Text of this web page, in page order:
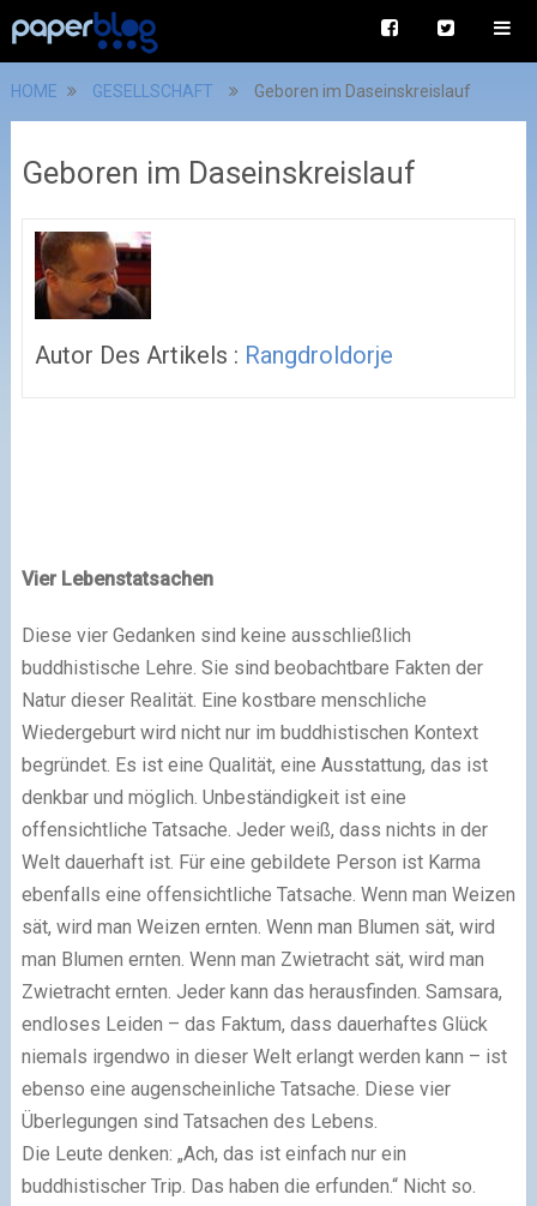
HOME GESELLSCHAFT Geboren im Daseinskreislauf
Geboren im Daseinskreislauf
Autor Des Artikels : Rangdroldorje
Vier Lebenstatsachen
Diese vier Gedanken sind keine ausschließlich
buddhistische Lehre. Sie sind beobachtbare Fakten der
Natur dieser Realität. Eine kostbare menschliche
Wiedergeburt wird nicht nur im buddhistischen Kontext
begründet. Es ist eine Qualität, eine Ausstattung, das ist
denkbar und möglich. Unbeständigkeit ist eine
offensichtliche Tatsache. Jeder weiß, dass nichts in der
Welt dauerhaft ist. Für eine gebildete Person ist Karma
ebenfalls eine offensichtliche Tatsache. Wenn man Weizen
sät, wird man Weizen ernten. Wenn man Blumen sät, wird
man Blumen ernten. Wenn man Zwietracht sät, wird man
Zwietracht ernten. Jeder kann das herausfinden. Samsara,
endloses Leiden – das Faktum, dass dauerhaftes Glück
niemals irgendwo in dieser Welt erlangt werden kann – ist
ebenso eine augenscheinliche Tatsache. Diese vier
Überlegungen sind Tatsachen des Lebens.
Die Leute denken: „Ach, das ist einfach nur ein
buddhistischer Trip. Das haben die erfunden.“ Nicht so.